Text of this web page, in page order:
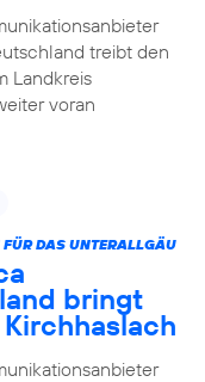
treibt den
Landkreis
voran
FÜR DAS UNTERALLGÄU
bringt